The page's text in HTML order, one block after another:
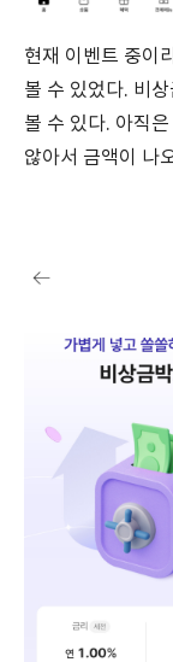
현재 이벤트 중이
볼 수 있었다. 비
볼 수 있다. 아직
않아서 금액이 나